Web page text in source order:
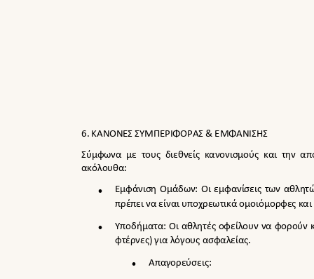
6. ΚΑΝΟΝΕΣ ΣΥΜΠΕΡΙΦΟΡΑΣ & ΕΜΦΑΝΙΣΗΣ
Σύμφωνα με τους διεθνείς κανονισμούς και την
ακόλουθα:
 Εμφάνιση Ομάδων: Οι εμφανίσεις των
πρέπει να είναι υποχρεωτικά ομοιόμορφες

Υποδήματα: Οι αθλητές οφείλουν να φορούν
φτέρνες) για λόγους ασφαλείας.
 Απαγορεύσεις: